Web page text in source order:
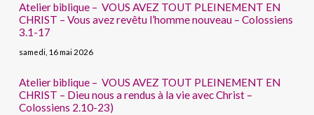
Atelier biblique – VOUS AVEZ TOUT PLEINEMENT EN
CHRIST – Vous avez revêtu l’homme nouveau – Colossiens
3.1-17
samedi, 16 mai 2026
Atelier biblique – VOUS AVEZ TOUT PLEINEMENT EN
CHRIST – Dieu nous a rendus à la vie avec Christ –
Colossiens 2.10-23)